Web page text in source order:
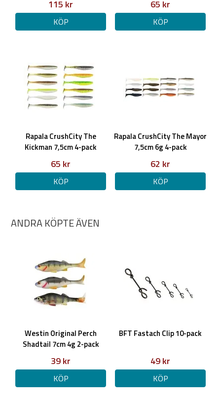
115 kr
KÖP
65 kr
KÖP
Rapala CrushCity The
Kickman 7,5cm 4-pack
65 kr
KÖP
Rapala CrushCity The Mayor
7,5cm 6g 4-pack
62 kr
KÖP
ANDRA KÖPTE ÄVEN
Westin Original Perch
Shadtail 7cm 4g 2-pack
39 kr
KÖP
BFT Fastach Clip 10-pack
49 kr
KÖP